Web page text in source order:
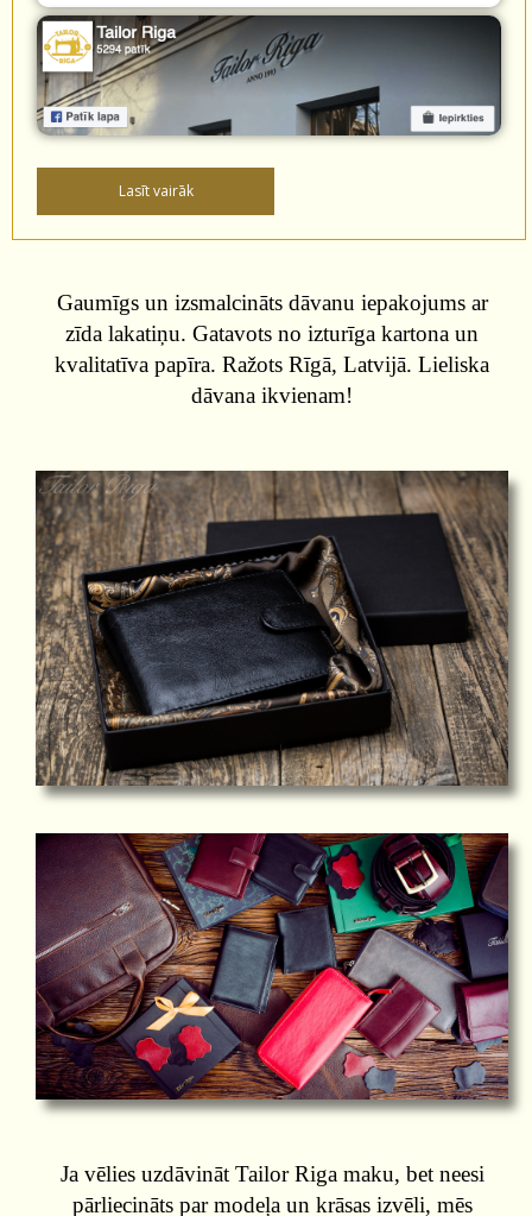
Gaumīgs un izsmalcināts dāvanu iepakojums ar
zīda lakatiņu. Gatavots no izturīga kartona un
kvalitatīva papīra. Ražots Rīgā, Latvijā. Lieliska
dāvana ikvienam!
Ja vēlies uzdāvināt Tailor Riga maku, bet neesi
pārliecināts par modeļa un krāsas izvēli, mēs